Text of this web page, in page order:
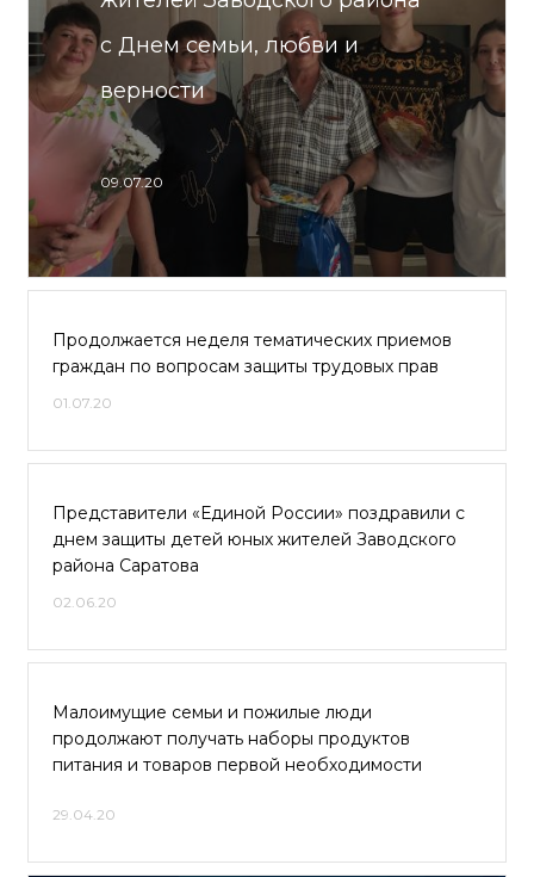
с Днем семьи, любви и
верности
09.07.20
Продолжается неделя тематических приемов
граждан по вопросам защиты трудовых прав
01.07.20
Представители «Единой России» поздравили с
днем защиты детей юных жителей Заводского
района Саратова
02.06.20
Малоимущие семьи и пожилые люди
продолжают получать наборы продуктов
питания и товаров первой необходимости
29.04.20